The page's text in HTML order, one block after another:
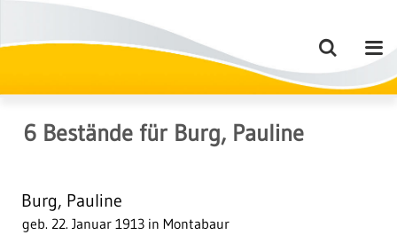
6 Bestände für Burg, Pauline
Burg, Pauline
geb. 22. Januar 1913 in Montabaur